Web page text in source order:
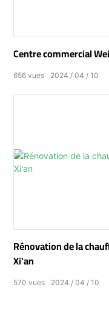
Centre commercial
2024 04 10
656 vues
Rénovation de la
Xi'an
2024 04 10
570 vues